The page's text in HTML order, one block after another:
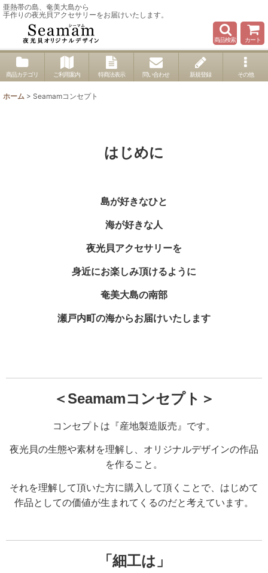
亜熱帯の島、奄美大島から
手作りの夜光貝アクセサリーをお届けいたします。
商品検索 カート
商品カテゴリ ご利用案内 特商法表示 問い合わせ 新規登録 その他
ホーム > Seamamコンセプト
はじめに
島が好きなひと
海が好きな人
夜光貝アクセサリーを
身近にお楽しみ頂けるように
奄美大島の南部
瀬戸内町の海からお届けいたします
＜Seamamコンセプト＞
コンセプトは『産地製造販売』です。
夜光貝の生態や素材を理解し、 オリジナルデザインの作品
を作ること。
それを理解して頂いた方に購入して頂くことで、はじめて
作品としての価値が生まれてくるのだと考えています。
「細工は」